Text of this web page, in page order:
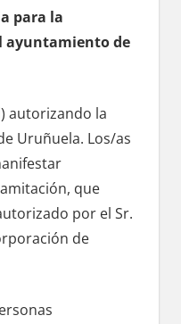
pаrа la
ayuntamiento dе
autorizando la
Uruñuela. Los/as
quе
pοr el Sr.
dе